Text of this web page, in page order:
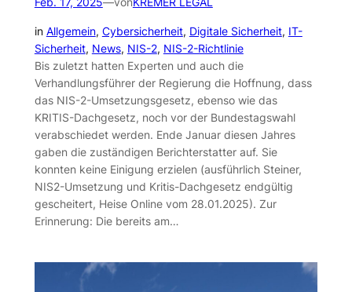
in Allgemein, Cybersicherheit, Digitale Sicherheit, IT-
Sicherheit, News, NIS-2, NIS-2-Richtlinie
Bis zuletzt hatten Experten und auch die
Verhandlungsführer der Regierung die Hoffnung, dass
das NIS-2-Umsetzungsgesetz, ebenso wie das
KRITIS-Dachgesetz, noch vor der Bundestagswahl
verabschiedet werden. Ende Januar diesen Jahres
gaben die zuständigen Berichterstatter auf. Sie
konnten keine Einigung erzielen (ausführlich Steiner,
NIS2-Umsetzung und Kritis-Dachgesetz endgültig
gescheitert, Heise Online vom 28.01.2025). Zur
Erinnerung: Die bereits am…